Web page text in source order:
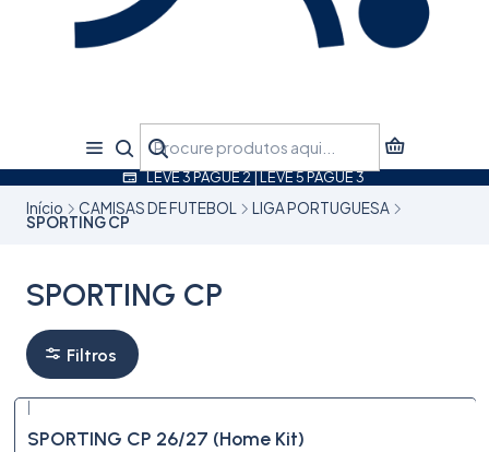
LEVE 3 PAGUE 2 | LEVE 5 PAGUE 3
Início CAMISAS DE FUTEBOL LIGA PORTUGUESA
SPORTING CP
SPORTING CP
Filtros
SPORTING CP 26/27 (Home Kit)